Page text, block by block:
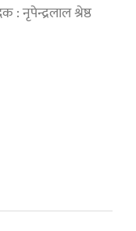
: नृपेन्द्रलाल श्रेष्ठ